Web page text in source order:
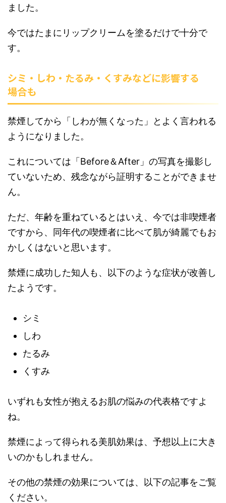
ました。
今ではたまにリップクリームを塗るだけで十分で
す。
シミ・しわ・たるみ・くすみなどに影響する
場合も
禁煙してから「しわが無くなった」とよく言われる
ようになりました。
これについては「Before＆After」の写真を撮影し
ていないため、残念ながら証明することができませ
ん。
ただ、年齢を重ねているとはいえ、今では非喫煙者
ですから、同年代の喫煙者に比べて肌が綺麗でもお
かしくはないと思います。
禁煙に成功した知人も、以下のような症状が改善し
たようです。
シミ
しわ
たるみ
くすみ
いずれも女性が抱えるお肌の悩みの代表格ですよ
ね。
禁煙によって得られる美肌効果は、予想以上に大き
いのかもしれません。
その他の禁煙の効果については、以下の記事をご覧
ください。